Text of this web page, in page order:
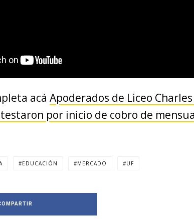
acá Apoderados de Liceo
por inicio de cobro de
EDUCACIÓN MERCADO UF